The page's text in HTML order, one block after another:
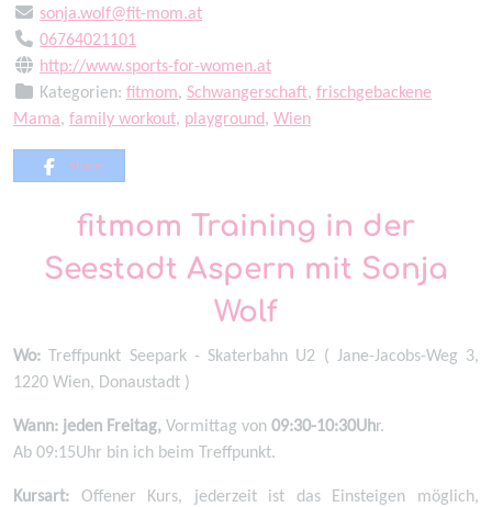
sonja.wolf@fit-mom.at
06764021101
http://www.sports-for-women.at
Kategorien: fitmom, Schwangerschaft, frischgebackene
Mama, family workout, playground, Wien
Share
fitmom Training in der
Seestadt Aspern mit Sonja
Wolf
Wo: Treffpunkt Seepark - Skaterbahn U2 ( Jane-Jacobs-Weg 3,
1220 Wien, Donaustadt )
Wann: jeden Freitag, Vormittag von 09:30-10:30Uhr.
Ab 09:15Uhr bin ich beim Treffpunkt.
Kursart: Offener Kurs, jederzeit ist das Einsteigen möglich,